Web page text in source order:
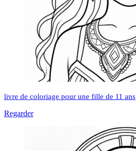
livre de coloriage pour une fille de 11 ans
Regarder